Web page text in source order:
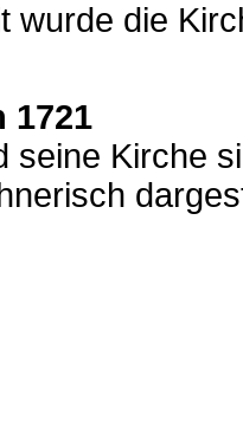
wurde die
1721
seine Kirche